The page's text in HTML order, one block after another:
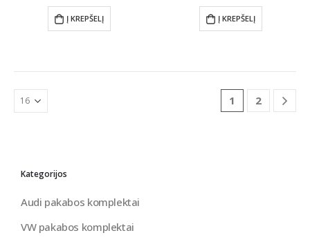
was:
€189.00.
Į KREPŠELĮ was:
€300.00.
Į KREPŠELĮ
1 2
Kategorijos
Audi pakabos komplektai
VW pakabos komplektai